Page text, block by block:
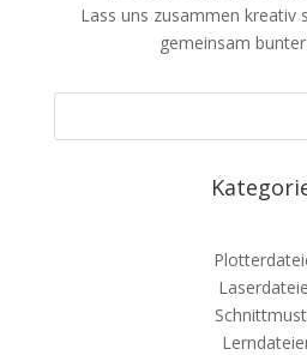
Lass uns zusammen kreativ
gemeinsam